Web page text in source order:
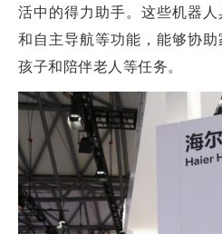
活中的得力助手。这些机器
和自主导航等功能，能够协
孩子和陪伴老人等任务。